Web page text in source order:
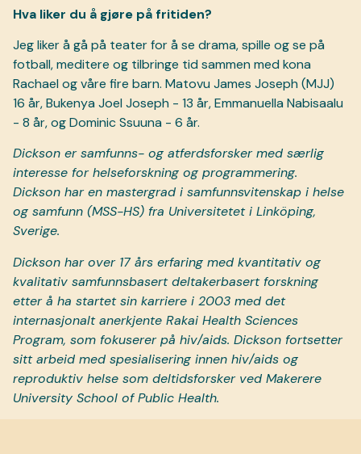
Hva liker du å gjøre på fritiden?
Jeg liker å gå på teater for å se drama, spille og se på
fotball, meditere og tilbringe tid sammen med kona
Rachael og våre fire barn. Matovu James Joseph (MJJ)
16 år, Bukenya Joel Joseph - 13 år, Emmanuella Nabisaalu
- 8 år, og Dominic Ssuuna - 6 år.
Dickson er samfunns- og atferdsforsker med særlig
interesse for helseforskning og programmering.
Dickson har en mastergrad i samfunnsvitenskap i helse
og samfunn (MSS-HS) fra Universitetet i Linköping,
Sverige.
Dickson har over 17 års erfaring med kvantitativ og
kvalitativ samfunnsbasert deltakerbasert forskning
etter å ha startet sin karriere i 2003 med det
internasjonalt anerkjente Rakai Health Sciences
Program, som fokuserer på hiv/aids. Dickson fortsetter
sitt arbeid med spesialisering innen hiv/aids og
reproduktiv helse som deltidsforsker ved Makerere
University School of Public Health.